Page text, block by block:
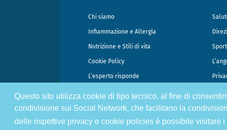
Questo sito utilizza cookie di tipo tecnico, al fine di
condivisione sui Social Network, che facilitano la
delle rispettive privacy e cookie policies è possibile visitare
Chi siamo
Infiammazione e Allergia
Nutrizione e Stili di vita
Cookie Policy
L’esperto risponde
@2026 - Gek Srl, P.IVA 07333890965 - Direzione Scientifica Dottor Attilio